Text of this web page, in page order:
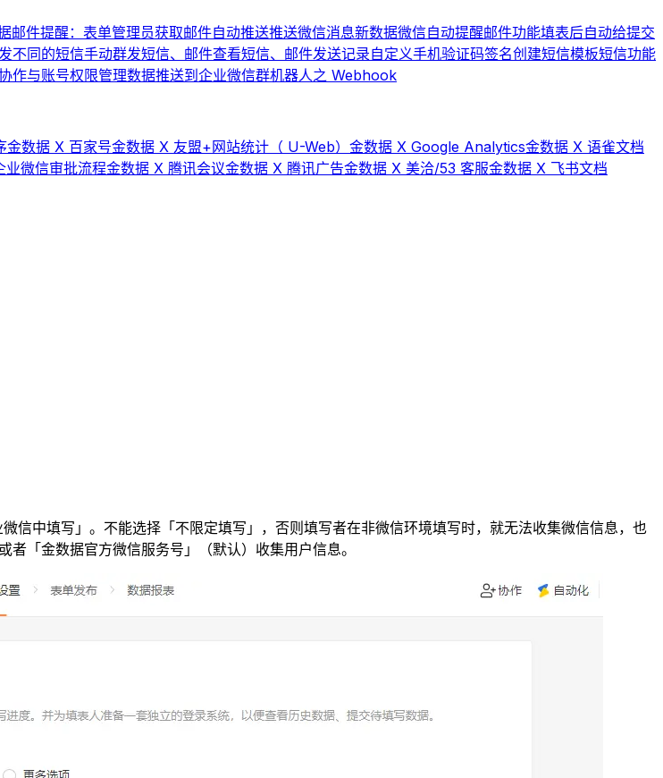
邮件提醒：表单管理员获取邮件自动推送推送微信消息新数据微信自动提醒邮件功能填表后自动给提交
不同的短信手动群发短信、邮件查看短信、邮件发送记录自定义手机验证码签名创建短信模板短信功能
作与账号权限管理数据推送到企业微信群机器人之 Webhook
金数据 X 百家号金数据 X 友盟+网站统计（ U-Web） 金数据 X Google Analytics金数据 X 语雀文档
业微信审批流程金数据 X 腾讯会议金数据 X 腾讯广告金数据 X 美洽/53 客服金数据 X 飞书文档
中填写」。不能选择「不限定填写」，否则填写者在非微信环境填写时，就无法收集微信信息，也
「金数据官方微信服务号」（默认）收集用户信息。